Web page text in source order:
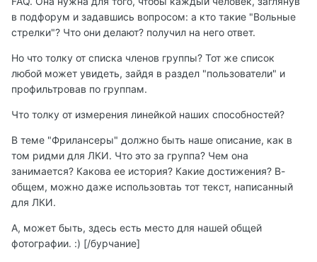
в подфорум и задавшись вопросом: а кто такие "Вольные
стрелки"? Что они делают? получил на него ответ.
Но что толку от списка членов группы? Тот же список
любой может увидеть, зайдя в раздел "пользователи" и
профильтровав по группам.
Что толку от измерения линейкой наших способностей?
В теме "Фрилансеры" должно быть наше описание, как в
том ридми для ЛКИ. Что это за группа? Чем она
занимается? Какова ее история? Какие достижения? В-
общем, можно даже использовтаь тот текст, написанный
для ЛКИ.
А, может быть, здесь есть место для нашей общей
фотографии. :) [/бурчание]